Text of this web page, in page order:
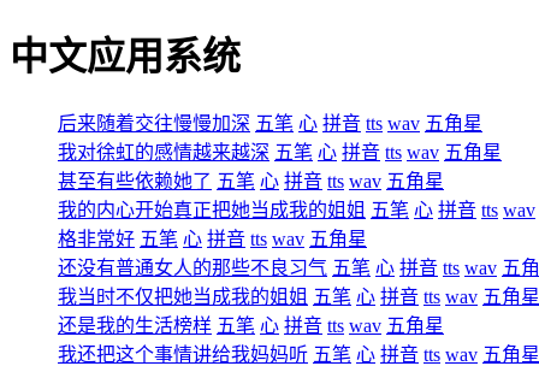
中文应用系统
后来随着交往慢慢加深 五笔 心 拼音 tts wav 五角星
我对徐虹的感情越来越深 五笔 心 拼音 tts wav 五角星
甚至有些依赖她了 五笔 心 拼音 tts wav 五角星
我的内心开始真正把她当成我的姐姐 五笔 心 拼音 tts wav
格非常好 五笔 心 拼音 tts wav 五角星
还没有普通女人的那些不良习气 五笔 心 拼音 tts wav 五
我当时不仅把她当成我的姐姐 五笔 心 拼音 tts wav 五角星
还是我的生活榜样 五笔 心 拼音 tts wav 五角星
我还把这个事情讲给我妈妈听 五笔 心 拼音 tts wav 五角星